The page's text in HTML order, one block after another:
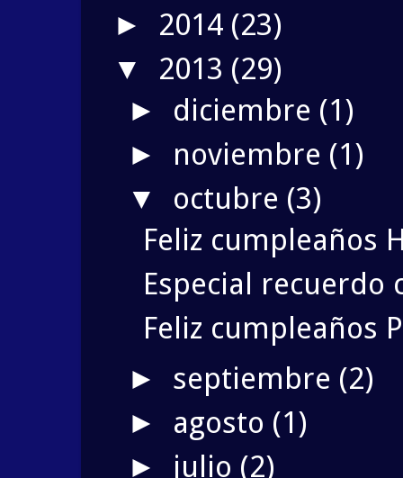
► 2014 (23)
▼ 2013 (29)
► diciembre (1)
► noviembre (1)
▼ octubre (3)
Feliz cumpleaños
Especial
Feliz cumpleaños
► septiembre (2)
► agosto (1)
► julio (2)